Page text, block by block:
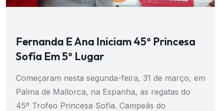
Fernanda E Ana Iniciam 45º Princesa
Sofía Em 5º Lugar
Começaram nesta segunda-feira, 31 de março, em
Palma de Mallorca, na Espanha, as regatas do
45º Trofeo Princesa Sofía. Campeãs do